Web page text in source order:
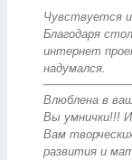
Чувствуется
Благодаря
интернет
надумался.
Влюблена в
Вы умнички!!!
Вам
развития и